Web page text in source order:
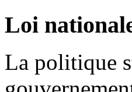
Loi
La politique